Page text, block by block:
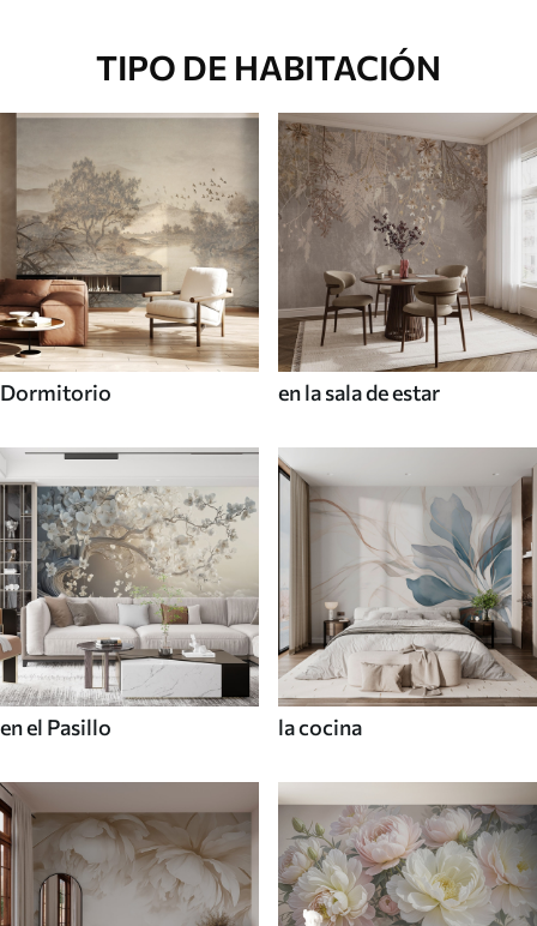
TIPO DE HABITACIÓN
Dormitorio en la sala de estar
en el Pasillo la cocina